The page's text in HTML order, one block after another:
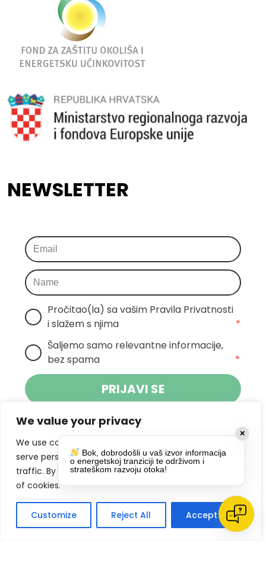
We value your privacy
We use cookies to enhance your browsing experience,
serve personalized ads or content, and analyze our
traffic. By clicking "Accept All", you consent to our use
of cookies.
Customize Reject All Accept All
NEWSLETTER
Pročitao(la) sa vašim Pravila Privatnosti
i slažem s njima
*
Šaljemo samo relevantne informacije,
bez spama
*
PRIJAVI SE
Klikom na gumb dajete suglasnost za
primanje novosti Pokreta Otoka te se
slažete spolitikom privatnosti.
DRUŠTVENE MREŽE
✕
Bok, dobrodošli u vaš izvor informacija
o energetskoj tranziciji te održivom i
strateškom razvoju otoka!